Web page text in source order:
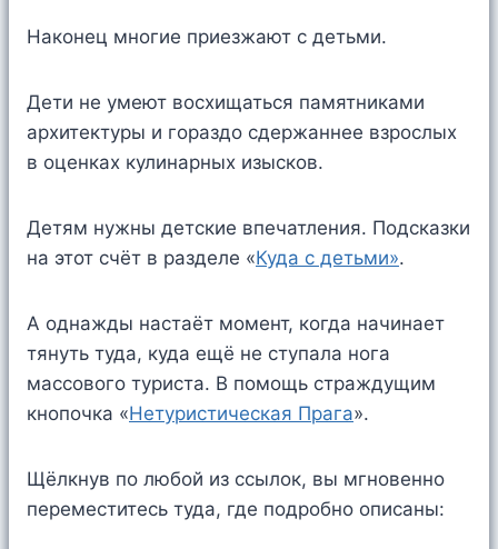
Наконец многие приезжают с детьми.
Дети не умеют восхищаться памятниками
архитектуры и гораздо сдержаннее взрослых
в оценках кулинарных изысков.
Детям нужны детские впечатления. Подсказки
на этот счёт в разделе «Куда с детьми».
А однажды настаёт момент, когда начинает
тянуть туда, куда ещё не ступала нога
массового туриста. В помощь страждущим
кнопочка «Нетуристическая Прага».
Щёлкнув по любой из ссылок, вы мгновенно
переместитесь туда, где подробно описаны: